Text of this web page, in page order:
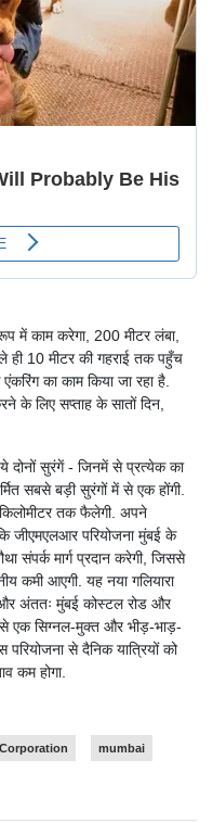
में काम करेगा, 200 मीटर लंबा,
ही 10 मीटर की गहराई तक पहुँच
का काम किया जा रहा है.
के लिए सप्ताह के सातों दिन,
दोनों सुरंगें - जिनमें से प्रत्येक का
सबसे बड़ी सुरंगों में से एक होंगी.
किलोमीटर तक फैलेगी. अपने
जीएमएलआर परियोजना मुंबई के
संपर्क मार्ग प्रदान करेगी, जिससे
कमी आएगी. यह नया गलियारा
और अंततः मुंबई कोस्टल रोड और
एक सिग्नल-मुक्त और भीड़-भाड़-
परियोजना से दैनिक यात्रियों को
कम होगा.
mumbai